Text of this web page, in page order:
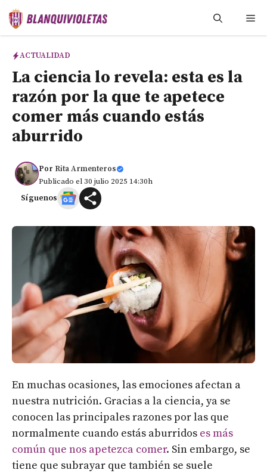
Saltar
ACTUALIDAD
La ciencia lo revela: esta es la
razón por la que te apetece
comer más cuando estás
aburrido
Por Rita Armenteros
Publicado el 30 julio 2025 14:30h
Síguenos
En muchas ocasiones, las emociones afectan a
nuestra nutrición. Gracias a la ciencia, ya se
conocen las principales razones por las que
normalmente cuando estás aburridos es más
común que nos apetezca comer. Sin embargo, se
tiene que subrayar que también se suele